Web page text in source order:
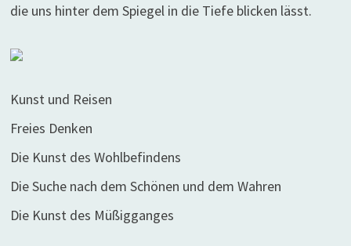
die uns hinter dem Spiegel in die Tiefe blicken lässt.
Kunst und Reisen
Freies Denken
Die Kunst des Wohlbefindens
Die Suche nach dem Schönen und dem Wahren
Die Kunst des Müßigganges